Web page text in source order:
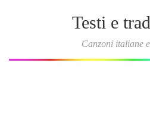
Testi e
Canzoni italiane